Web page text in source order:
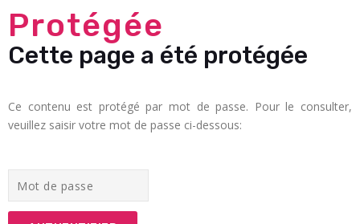
Protégée
Cette page a été protégée
Ce contenu est protégé par mot de passe. Pour le consulter,
veuillez saisir votre mot de passe ci-dessous: